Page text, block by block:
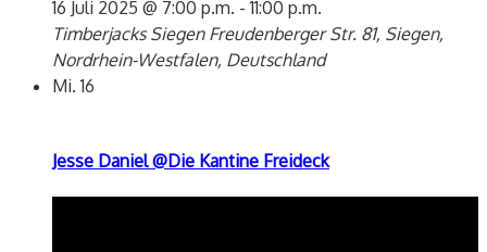
16 Juli 2025 @ 7:00 p.m. -11:00 p.m.
Timberjacks Siegen Freudenberger Str. 81, Siegen,
Nordrhein-Westfalen, Deutschland
Mi.16
Jesse Daniel @Die Kantine Freideck